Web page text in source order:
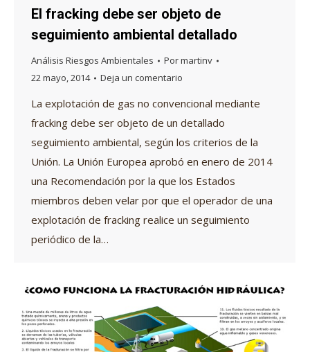
El fracking debe ser objeto de
seguimiento ambiental detallado
Análisis Riesgos Ambientales Pormartinv
22 mayo, 2014
Deja un comentario
La explotación de gas no convencional mediante
fracking debe ser objeto de un detallado
seguimiento ambiental, según los criterios de la
Unión. La Unión Europea aprobó en enero de 2014
una Recomendación por la que los Estados
miembros deben velar por que el operador de una
explotación de fracking realice un seguimiento
periódico de la…